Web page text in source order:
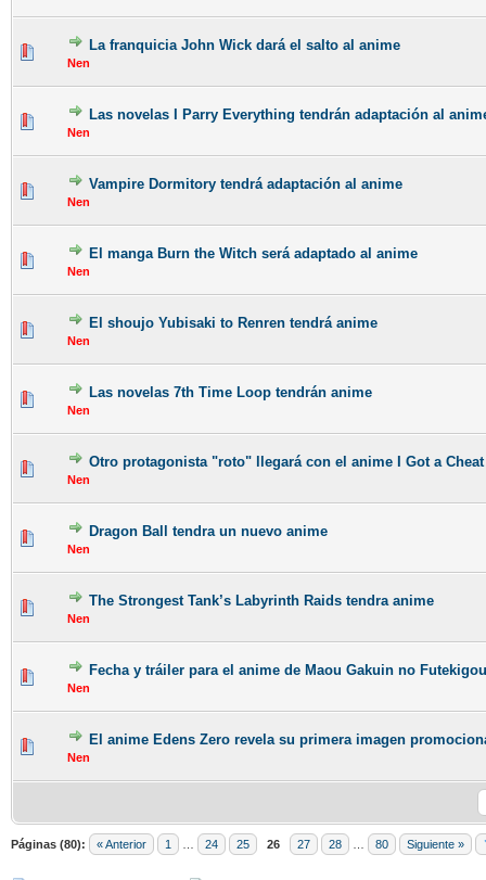
La franquicia John Wick dará el salto al anime
Nen
Las novelas I Parry Everything tendrán adaptación al
Nen
Vampire Dormitory tendrá adaptación al anime
Nen
El manga Burn the Witch será adaptado al anime
Nen
El shoujo Yubisaki to Renren tendrá anime
Nen
Las novelas 7th Time Loop tendrán anime
Nen
Otro protagonista "roto" llegará con el anime I Got a
Nen
Dragon Ball tendra un nuevo anime
Nen
The Strongest Tank’s Labyrinth Raids tendra anime
Nen
Fecha y tráiler para el anime de Maou Gakuin no
Nen
El anime Edens Zero revela su primera imagen
Nen
Páginas (80): « Anterior 1 24 25 26 27 28 80 Siguiente »